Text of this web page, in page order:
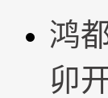
鸿
卯